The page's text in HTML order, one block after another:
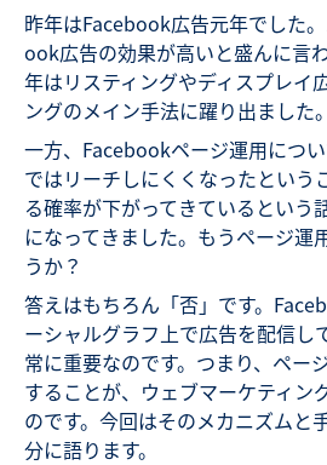
昨年はFacebook広告元年でした
ook広告の効果が高いと盛んに言
年はリスティングやディスプレイ
ングのメイン手法に躍り出ました。
一方、Facebookページ運用につ
ではリーチしにくくなったという
る確率が下がってきているという
になってきました。もうページ運
うか？
答えはもちろん「否」です。
ーシャルグラフ上で広告を配信し
常に重要なのです。つまり、ペー
することが、ウェブマーケティン
のです。今回はそのメカニズムと
分に語ります。